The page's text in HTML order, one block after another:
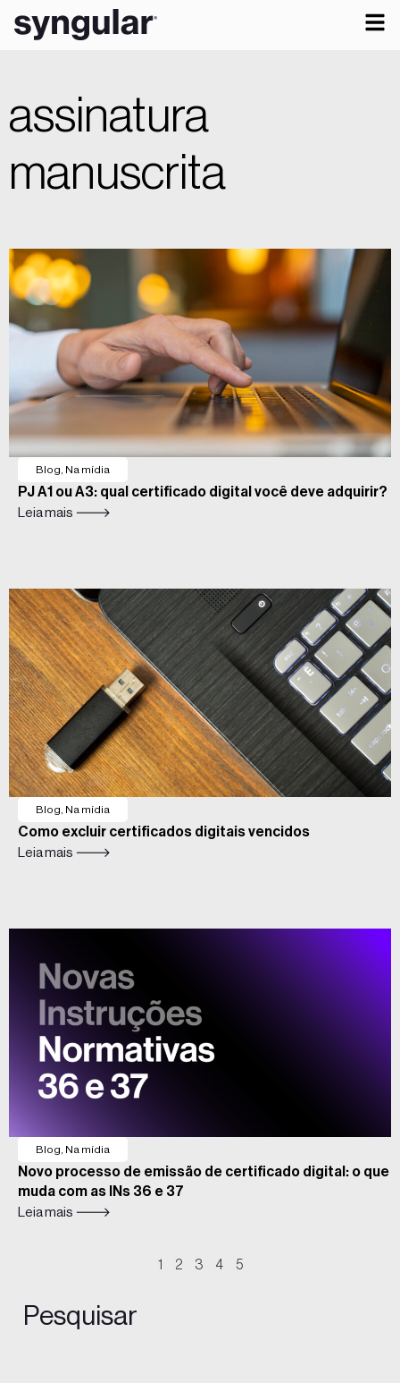
assinatura
manuscrita
Blog Na mídia
PJ A1 ou A3: qual certificado digital você deve adquirir?
Leia mais 🡒
Blog Na mídia
Como excluir certificados digitais vencidos
Leia mais 🡒
Blog Na mídia
Novo processo de emissão de certificado digital: o que
muda com as INs 36 e 37
Leia mais 🡒
1 2 3 4 5
Pesquisar